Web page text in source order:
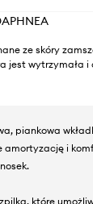
ze skóry
jest wytrzymała i
piankowa
i
które